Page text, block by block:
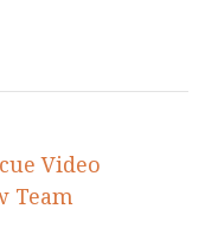
Video
Team